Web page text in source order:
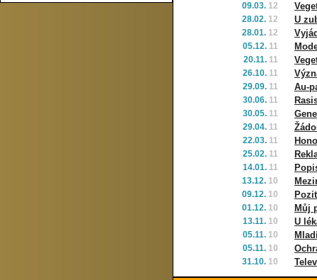
09.03. 12
28.02. 12 U
28.01. 12
05.12. 11
20.11. 11
26.10. 11
29.09. 11 Au-
30.06. 11
30.05. 11
29.04. 11
22.03. 11
25.02. 11
14.01. 11
13.12. 10
09.12. 10
01.12. 10 Můj
13.11. 10 U
05.11. 10
05.11. 10
31.10. 10